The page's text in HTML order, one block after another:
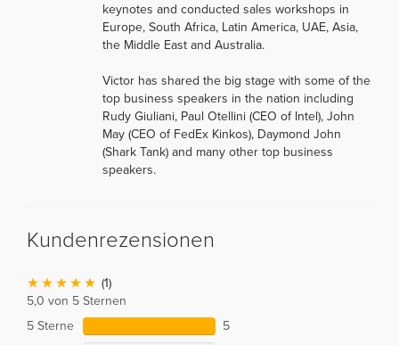
keynotes and conducted sales workshops in
Europe, South Africa, Latin America, UAE, Asia,
the Middle East and Australia.
Victor has shared the big stage with some of the
top business speakers in the nation including
Rudy Giuliani, Paul Otellini (CEO of Intel), John
May (CEO of FedEx Kinkos), Daymond John
(Shark Tank) and many other top business
speakers.
Kundenrezensionen
(1)
5,0 von 5 Sternen
5 Sterne
5